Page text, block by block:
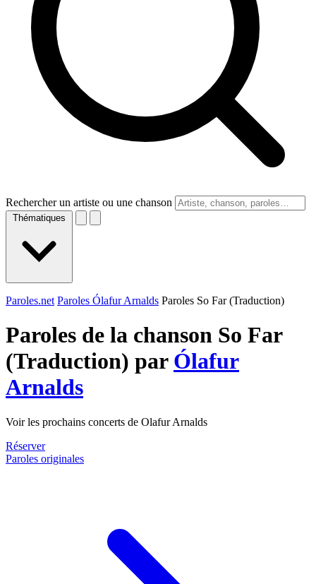
Rechercher un artiste ou une chanson
Thématiques
Paroles.net Paroles Ólafur Arnalds Paroles So Far (Traduction)
Paroles de la chanson So Far
(Traduction) par Ólafur
Arnalds
Voir les prochains concerts de Olafur Arnalds
Réserver
Paroles originales